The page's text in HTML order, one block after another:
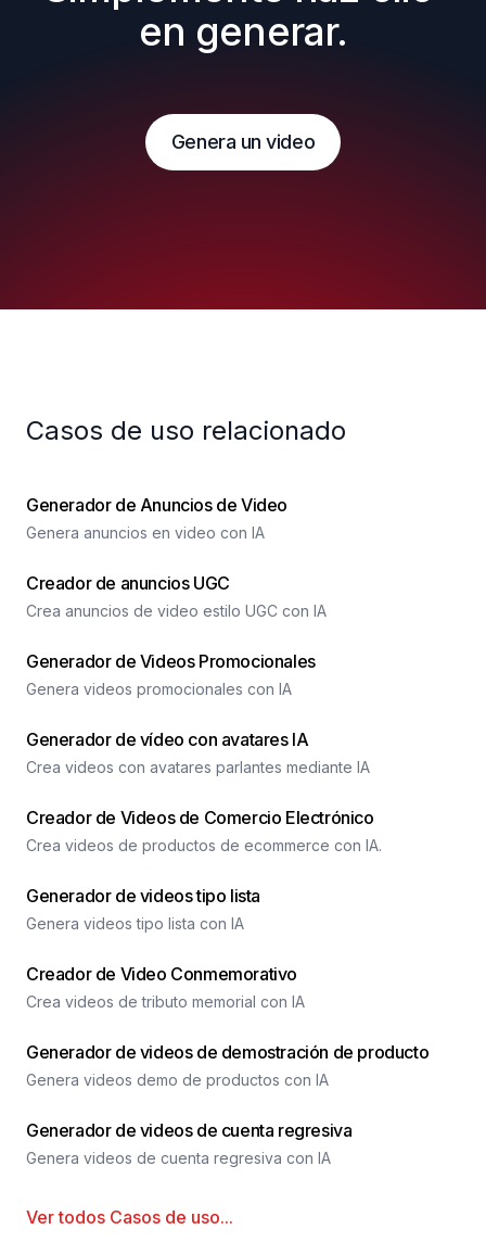
en generar.
Genera un video
Casos de uso relacionado
Generador de Anuncios de Video
Genera anuncios en video con IA
Creador de anuncios UGC
Crea anuncios de video estilo UGC con IA
Generador de Videos Promocionales
Genera videos promocionales con IA
Generador de vídeo con avatares IA
Crea videos con avatares parlantes mediante IA
Creador de Videos de Comercio Electrónico
Crea videos de productos de ecommerce con IA.
Generador de videos tipo lista
Genera videos tipo lista con IA
Creador de Video Conmemorativo
Crea videos de tributo memorial con IA
Generador de videos de demostración de producto
Genera videos demo de productos con IA
Generador de videos de cuenta regresiva
Genera videos de cuenta regresiva con IA
Ver todos Casos de uso...